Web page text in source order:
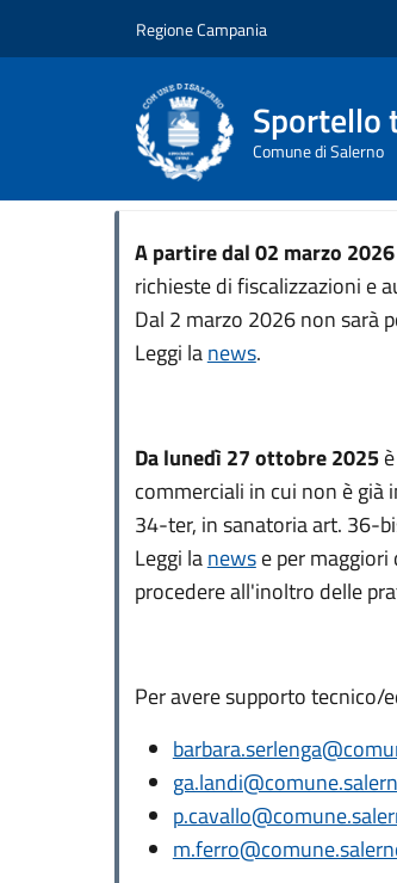
Regione Campania
Sportello
Comune di Salerno
A partire dal 02 marzo 2026
richieste di fiscalizzazioni e
Dal 2 marzo 2026 non sarà
Leggi lanews.
Da lunedì 27 ottobre 2025è
commerciali in cui non è già
34-ter, in sanatoria art. 36-
Leggi lanewse per maggiori
procedere all'inoltro delle
Per avere supporto tecnico/